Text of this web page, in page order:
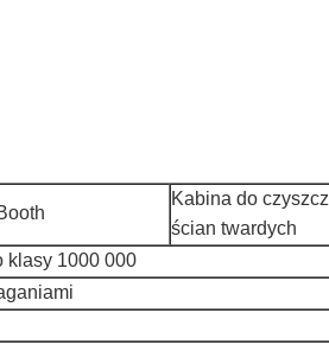
Kabina do
ścian twardych
klasy 1000 000